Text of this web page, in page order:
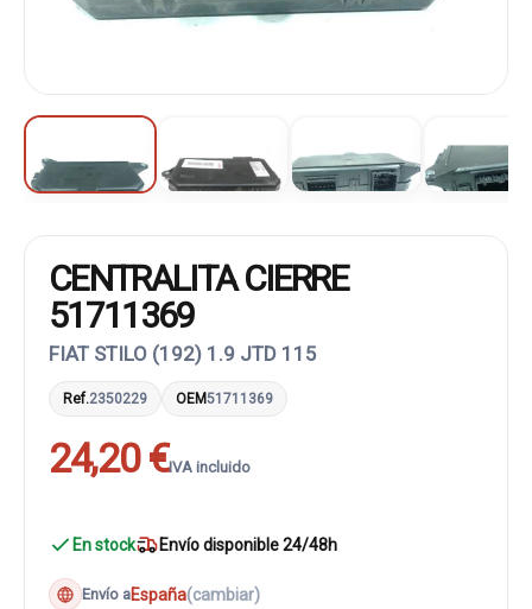
CENTRALITA CIERRE
51711369
FIAT STILO (192) 1.9 JTD 115
Ref.2350229 OEM51711369
24,20 €IVA incluido
En stock Envío disponible 24/48h
Envío aEspaña(cambiar)